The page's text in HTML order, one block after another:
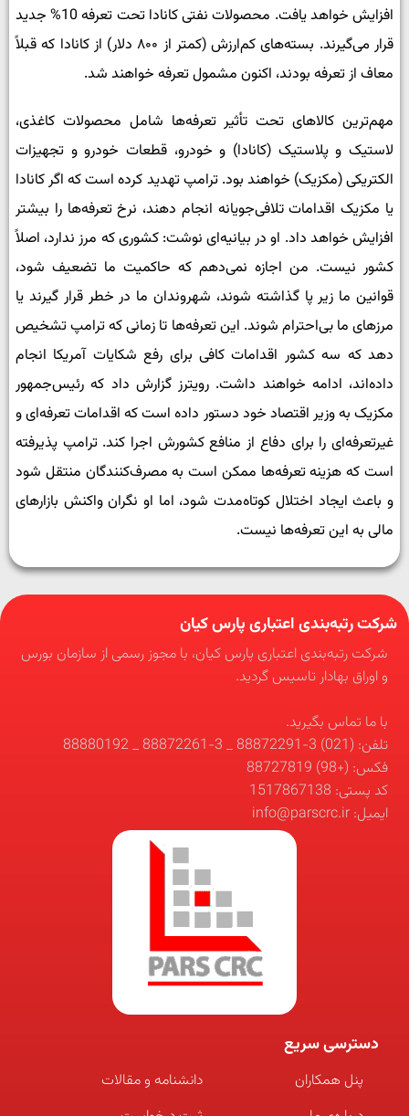
افزایش خواهد یافت. محصولات نفتی کانادا تحت تعرفه 10% جدید
قرار می‌گیرند. بسته‌های کم‌ارزش (کمتر از ۸۰۰ دلار) از کانادا که قبلاً
معاف از تعرفه بودند، اکنون مشمول تعرفه خواهند شد.
مهم‌ترین کالاهای تحت تأثیر تعرفه­‌ها شامل محصولات کاغذی،
لاستیک و پلاستیک (کانادا) و خودرو، قطعات خودرو و تجهیزات
الکتریکی (مکزیک) خواهند بود. ترامپ تهدید کرده است که اگر کانادا
یا مکزیک اقدامات تلافی‌جویانه انجام دهند، نرخ تعرفه‌ها را بیشتر
افزایش خواهد داد. او در بیانیه‌ای نوشت: کشوری که مرز ندارد، اصلاً
کشور نیست. من اجازه نمی‌دهم که حاکمیت ما تضعیف شود،
قوانین ما زیر پا گذاشته شوند، شهروندان ما در خطر قرار گیرند یا
مرزهای ما بی‌احترام شوند. این تعرفه‌ها تا زمانی که ترامپ تشخیص
دهد که سه کشور اقدامات کافی برای رفع شکایات آمریکا انجام
داده‌اند، ادامه خواهند داشت. رویترز گزارش داد که رئیس‌جمهور
مکزیک به وزیر اقتصاد خود دستور داده است که اقدامات تعرفه‌ای و
غیرتعرفه‌ای را برای دفاع از منافع کشورش اجرا کند. ترامپ پذیرفته
است که هزینه تعرفه‌ها ممکن است به مصرف‌کنندگان منتقل شود
و باعث ایجاد اختلال کوتاه‌مدت شود، اما او نگران واکنش بازارهای
مالی به این تعرفه‌ها نیست.
شرکت رتبه‌بندی اعتباری پارس کیان
شرکت رتبه‌بندی اعتباری پارس کیان، با مجوز رسمی از سازمان بورس
و اوراق بهادار تاسیس گردید.
با ما تماس بگیرید.
تلفن: (021) 3-88872291 _ 3-88872261 _ 88880192
فکس: (+98) 88727819
کد پستی: 1517867138
ایمیل: info@parscrc.ir
دسترسی سریع
پنل همکاران
دانشنامه و مقالات